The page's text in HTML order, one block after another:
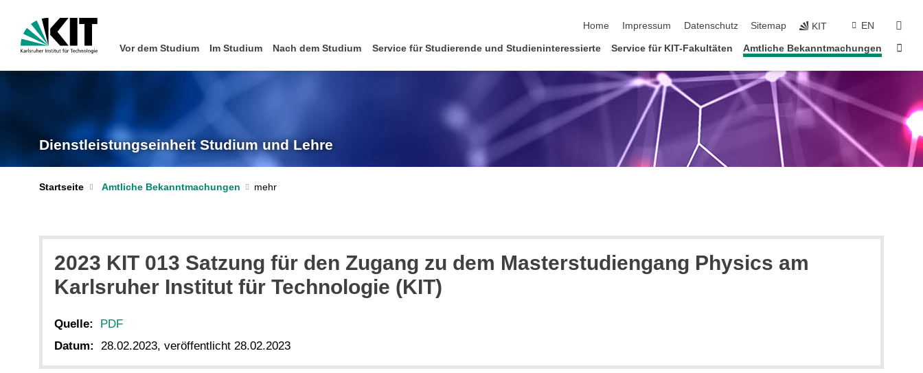
Home
Impressum Datenschutz Sitemap KIT EN
Vor dem Studium Im Studium Nach dem Studium Service für Studierende und Studieninteressierte Service für KIT-Fakultäten Amtliche Bekanntmachungen
Dienstleistungseinheit Studium und Lehre
Startseite Amtliche Bekanntmachungen
2023 KIT 013 Satzung für den Zugang zu dem Masterstudiengang Physics am
Karlsruher Institut für Technologie (KIT)
Quelle:
PDF
Datum:
28.02.2023, veröffentlicht 28.02.2023